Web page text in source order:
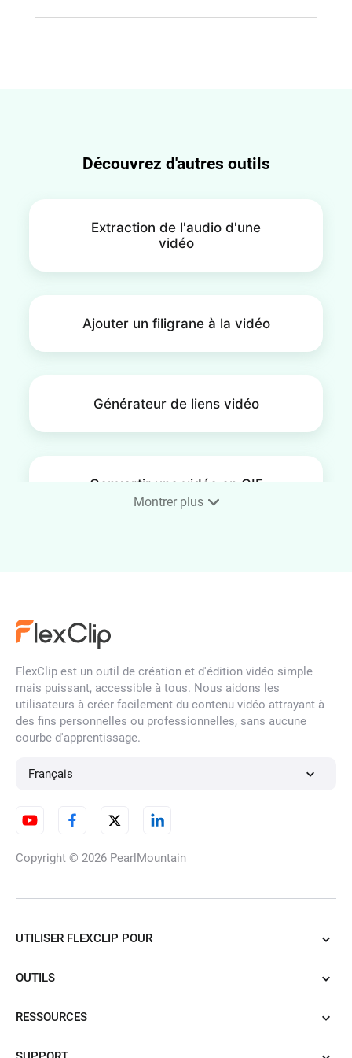
Découvrez d'autres outils
Extraction de l'audio d'une
vidéo
Ajouter un filigrane à la vidéo
Générateur de liens vidéo
Convertir une vidéo en GIF
vidéo
Montrer plus
FlexClip est un outil de création et d'édition vidéo simple
mais puissant, accessible à tous. Nous aidons les
utilisateurs à créer facilement du contenu vidéo attrayant à
des fins personnelles ou professionnelles, sans aucune
courbe d'apprentissage.
Français
Copyright © 2026 PearlMountain
UTILISER FLEXCLIP POUR
OUTILS
RESSOURCES